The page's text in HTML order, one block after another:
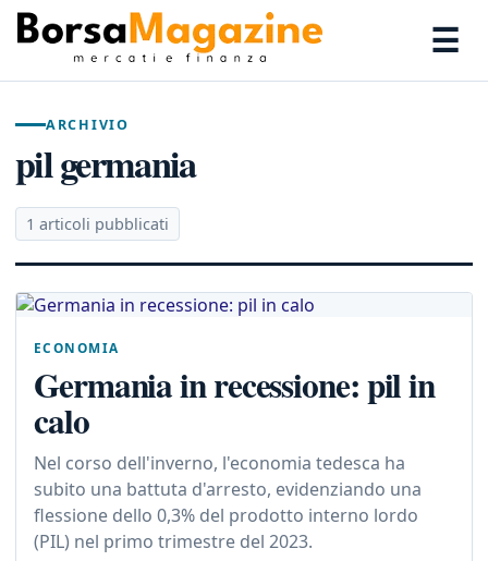
☰
ARCHIVIO
pil germania
1 articoli pubblicati
ECONOMIA
Germania in recessione: pil in
calo
Nel corso dell'inverno, l'economia tedesca ha
subito una battuta d'arresto, evidenziando una
flessione dello 0,3% del prodotto interno lordo
(PIL) nel primo trimestre del 2023.